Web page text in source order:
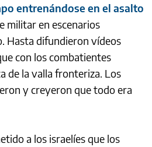
entrenándose en el asalto
militar en escenarios
Hasta difundieron vídeos
con los combatientes
de la valla fronteriza. Los
y creyeron que todo era
a los israelíes que los